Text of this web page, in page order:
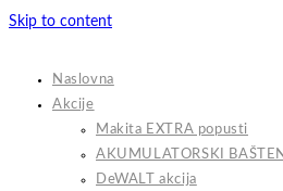
Skip to content
Naslovna
Akcije
Makita EXTRA popusti
AKUMULATORSKI
DeWALT akcija